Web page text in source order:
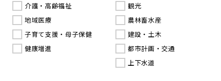
介護・高齢福祉
地域医療
子育て支援・母子保健
健康増進
観光
農林畜水産
建設・土木
都市計画・交通
上下水道